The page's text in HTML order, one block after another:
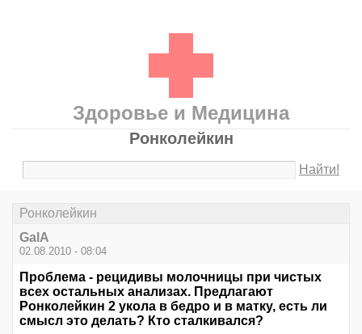
Здоровье и Медицина
Ронколейкин
Найти!
Ронколейкин
GalA
02.08.2010 - 08:04
Проблема - рецидивы молочницы при чистых
всех остальных анализах. Предлагают
Ронколейкин 2 укола в бедро и в матку, есть ли
смысл это делать? Кто сталкивался?